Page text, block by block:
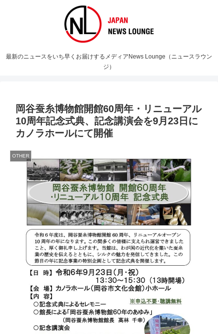
最新のニュースをいち早くお届けするメディアNews Lounge（ニュースラウン
ジ）
岡谷蚕糸博物館開館60周年・リニューアル
10周年記念式典、記念講演会を9月23日に
カノラホールにて開催
OTHER